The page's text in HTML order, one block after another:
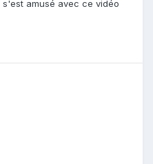
amusé avec ce vidéo